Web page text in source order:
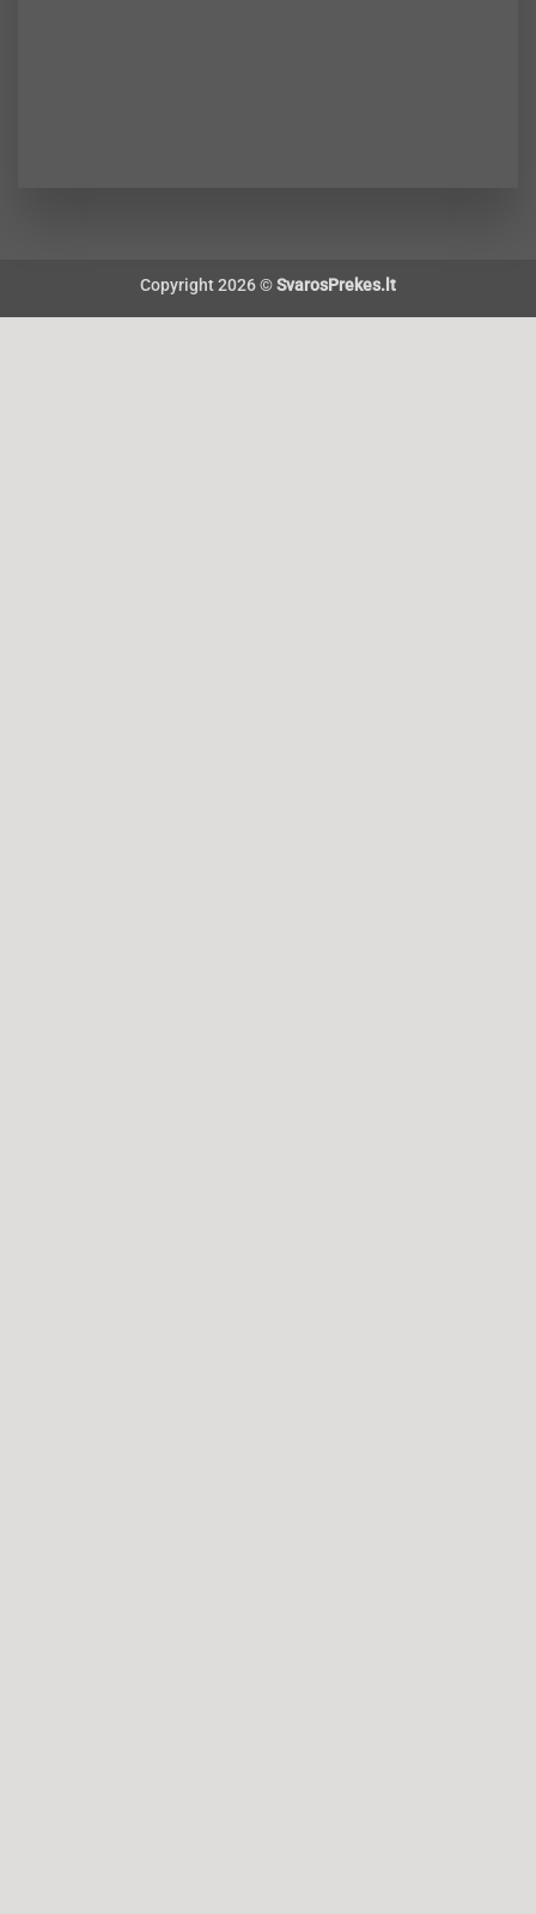
Copyright 2026 ©SvarosPrekes.lt